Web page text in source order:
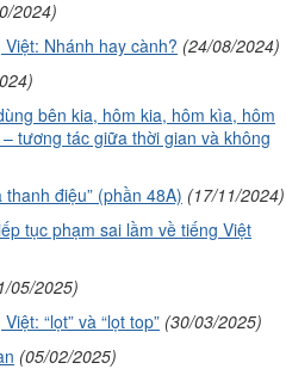
2024)
Nhánh hay cành? (24/08/2024)
bên kia, hôm kia, hôm kìa, hôm
tương tác giữa thời gian và không
điệu” (phần 48A) (17/11/2024)
tục phạm sai lầm về tiếng Việt
05/2025)
“lọt” và “lọt top” (30/03/2025)
(05/02/2025)